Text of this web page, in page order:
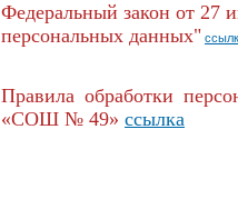
Федеральный закон от
персональных данных"
Правила обработки
«СОШ № 49» ссылка